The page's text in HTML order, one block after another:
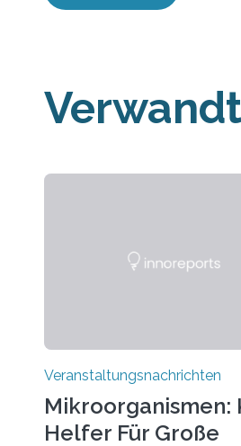
Veranstaltungsnachrichten
Mikroorganismen:
Helfer Für Große